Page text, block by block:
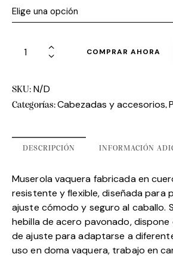
COMPRAR AHORA
SKU: N/D
Categorías:Cabezadas y accesorios,
DESCRIPCIÓN INFORMACIÓN
Muserola vaquera fabricada en
resistente y flexible, diseñada para
ajuste cómodo y seguro al caballo.
hebilla de acero pavonado, dispone
de ajuste para adaptarse a
uso en doma vaquera, trabajo en